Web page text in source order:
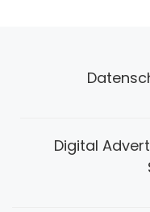
Digital